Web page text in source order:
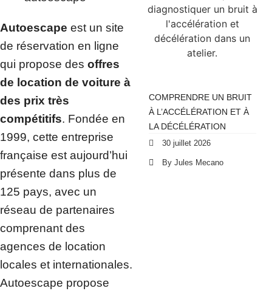
Autoescape est un site
de réservation en ligne
qui propose des offres
de location de voiture à
des prix très
compétitifs. Fondée en
1999, cette entreprise
française est aujourd’hui
présente dans plus de
125 pays, avec un
réseau de partenaires
comprenant des
agences de location
locales et internationales.
Autoescape propose
COMPRENDRE UN BRUIT
À L’ACCÉLÉRATION ET À
LA DÉCÉLÉRATION
30 juillet 2026
By Jules Mecano